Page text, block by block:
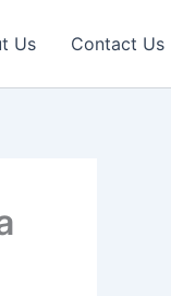
Us Contact Us